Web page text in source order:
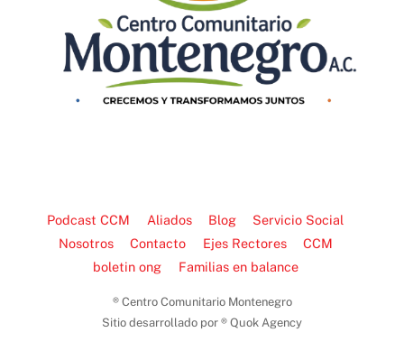
Podcast CCM Aliados Blog
Servicio Social
Nosotros
Contacto Ejes Rectores
CCM
boletin ong
Familias en balance
® Centro Comunitario Montenegro
Sitio desarrollado por ® Quok Agency